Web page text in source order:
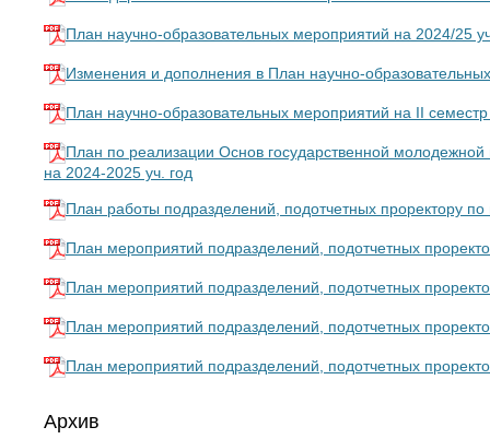
План научно-образовательных мероприятий на 2024/25
Изменения и дополнения в План научно-
План научно-образовательных мероприятий на II
План по реализации Основ государственной
на 2024-2025 уч. год
План работы подразделений, подотчетных проректору
План мероприятий подразделений, подотчетных
План мероприятий подразделений, подотчетных
План мероприятий подразделений, подотчетных
План мероприятий подразделений, подотчетных
Архив